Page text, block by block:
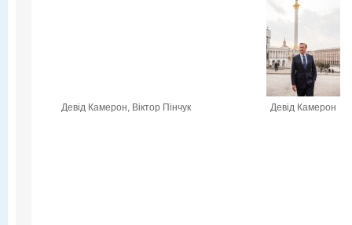
Девід Камерон, Віктор Пінчук Девід Камерон